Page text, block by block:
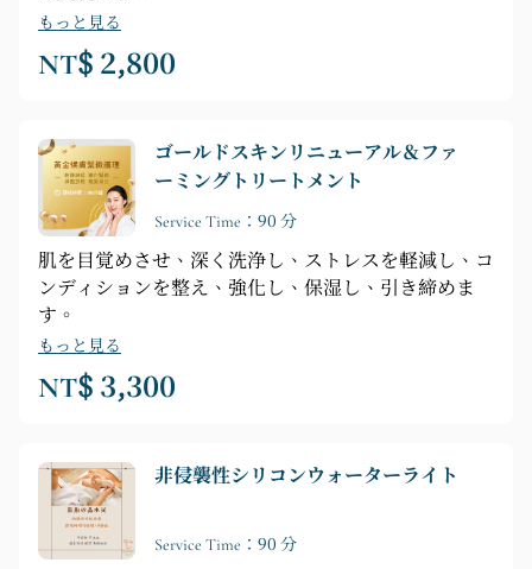
もっと見る
NT$ 2,800
ゴールドスキンリニューアル＆ファ
ーミングトリートメント
Service Time：90 分
肌を目覚めさせ、深く洗浄し、ストレスを軽減し、コ
ンディションを整え、強化し、保湿し、引き締めま
す。
もっと見る
NT$ 3,300
非侵襲性シリコンウォーターライト
Service Time：90 分